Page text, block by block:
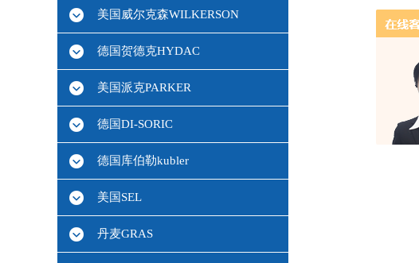
美国威尔克森WILKERSON
德国贺德克HYDAC
美国派克PARKER
德国DI-SORIC
德国库伯勒kubler
美国SEL
丹麦GRAS